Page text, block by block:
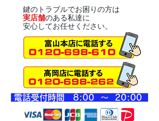
鍵のトラブルでお困りの方は
実店舗のある私達に
安心してお任せください。
​電話受付時間 8:00 ～ 20:00